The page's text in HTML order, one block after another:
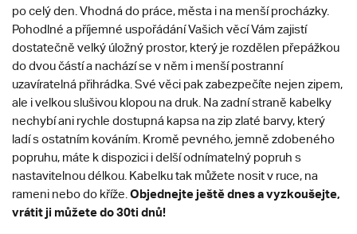
po celý den. Vhodná do práce, města i na menší procházky.
Pohodlné a příjemné uspořádání Vašich věcí Vám zajistí
dostatečně velký úložný prostor, který je rozdělen přepážkou
do dvou částí a nachází se v něm i menší postranní
uzavíratelná přihrádka. Své věci pak zabezpečíte nejen zipem,
ale i velkou slušivou klopou na druk. Na zadní straně kabelky
nechybí ani rychle dostupná kapsa na zip zlaté barvy, který
ladí s ostatním kováním. Kromě pevného, jemně zdobeného
popruhu, máte k dispozici i delší odnímatelný popruh s
nastavitelnou délkou. Kabelku tak můžete nosit v ruce, na
rameni nebo do kříže. Objednejte ještě dnes a vyzkoušejte,
vrátit ji můžete do 30ti dnů!